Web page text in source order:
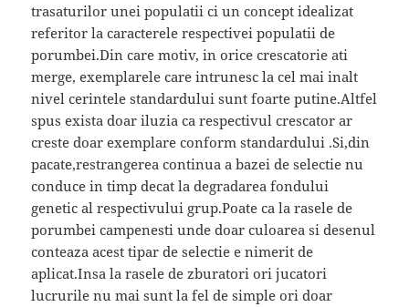
trasaturilor unei populatii ci un concept idealizat
referitor la caracterele respectivei populatii de
porumbei.Din care motiv, in orice crescatorie ati
merge, exemplarele care intrunesc la cel mai inalt
nivel cerintele standardului sunt foarte putine.Altfel
spus exista doar iluzia ca respectivul crescator ar
creste doar exemplare conform standardului .Si,din
pacate,restrangerea continua a bazei de selectie nu
conduce in timp decat la degradarea fondului
genetic al respectivului grup.Poate ca la rasele de
porumbei campenesti unde doar culoarea si desenul
conteaza acest tipar de selectie e nimerit de
aplicat.Insa la rasele de zburatori ori jucatori
lucrurile nu mai sunt la fel de simple ori doar